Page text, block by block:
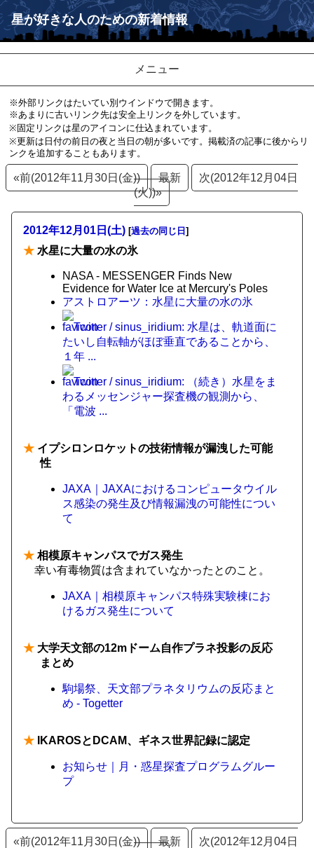
星が好きな人のための新着情報
メニュー
※外部リンクはたいてい別ウインドウで開きます。
※あまりに古いリンク先は安全上リンクを外しています。
※固定リンクは星のアイコンに仕込まれています。
※更新は日付の前日の夜と当日の朝が多いです。掲載済の記事に後からリ
ンクを追加することもあります。
«前(2012年11月30日(金)) 最新
次(2012年12月04日
(火))»
2012年12月01日(土) [過去の同じ日 ]
★ 水星に大量の水の氷
NASA - MESSENGER Finds New
Evidence for Water Ice at Mercury's Poles
アストロアーツ：水星に大量の水の氷
Twitter / sinus_iridium: 水星は、軌道面に
たいし自転軸がほぼ垂直であることから、
１年 ...
Twitter / sinus_iridium: （続き）水星をま
わるメッセンジャー探査機の観測から、
「電波 ...
★ イプシロンロケットの技術情報が漏洩した可能
性
JAXA｜JAXAにおけるコンピュータウイル
ス感染の発生及び情報漏洩の可能性につい
て
★ 相模原キャンパスでガス発生
幸い有毒物質は含まれていなかったとのこと。
JAXA｜相模原キャンパス特殊実験棟にお
けるガス発生について
★ 大学天文部の12mドーム自作プラネ投影の反応
まとめ
駒場祭、天文部プラネタリウムの反応まと
め - Togetter
★ IKAROSとDCAM、ギネス世界記録に認定
お知らせ｜月・惑星探査プログラムグルー
プ
«前(2012年11月30日(金)) 最新
次(2012年12月04日